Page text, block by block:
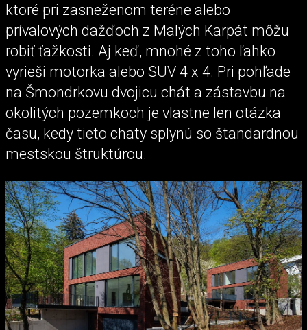
ktoré pri zasneženom teréne alebo
prívalových dažďoch z Malých Karpát môžu
robiť ťažkosti. Aj keď, mnohé z toho ľahko
vyrieši motorka alebo SUV 4 x 4. Pri pohľade
na Šmondrkovu dvojicu chát a zástavbu na
okolitých pozemkoch je vlastne len otázka
času, kedy tieto chaty splynú so štandardnou
mestskou štruktúrou.